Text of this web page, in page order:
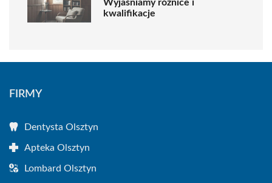
Wyjaśniamy różnice i
kwalifikacje
FIRMY
Dentysta Olsztyn
Apteka Olsztyn
Lombard Olsztyn